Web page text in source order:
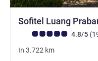
Sofitel Luang
Note Kundenmeinungen
4.8/5
In 3.722 km